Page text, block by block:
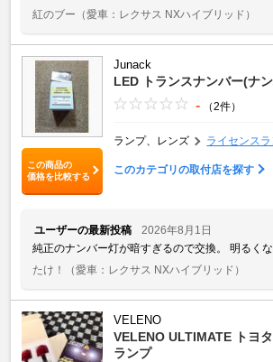
紅のブー （愛車：レクサス NXハイブリッド）
この商品の
価格を比較する
Junack
LED トランスナンバー(ナ
- （2件）
ランプ、レンズ ライセンス
このカテゴリの取付店を探す
ユーザーの最新投稿
2026年8月1日
純正のナンバー灯が暗すぎるので交換。 明るくな
たけ！
（愛車：レクサス NXハイブリッド）
VELENO
VELENO ULTIMATE トヨ
ランプ